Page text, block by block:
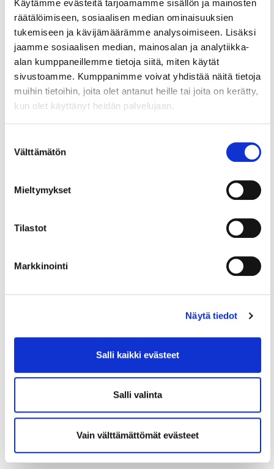
Käytämme evästeitä tarjoamamme sisällön ja mainosten
räätälöimiseen, sosiaalisen median ominaisuuksien
tukemiseen ja kävijämäärämme analysoimiseen. Lisäksi
jaamme sosiaalisen median, mainosalan ja analytiikka-
alan kumppaneillemme tietoja siitä, miten käytät
sivustoamme. Kumppanimme voivat yhdistää näitä tietoja
muihin tietoihin, joita olet antanut heille tai joita on kerätty,
kun olet käyttänyt heidän palvelujaan.
valinta
Välttämätön
Mieltymykset
Tilastot
Markkinointi
Näytä tiedot
Salli kaikki evästeet
Salli valinta
Vain välttämättömät evästeet
teemat ja ajankohdat nyt julki!
Helsingin seudun kauppakamarin syyskausi on
startannut. Järjestämme tapahtumia muun muassa
tekoälystä, tietoturvasta, kansainvälistymisestä ja
osaajatilanteesta....
ainutlaatuisen katsauksen
Helsingin seudun ajankohtaisiin
asioihin – kevään 2025
jäsentapahtumien aiheet nyt julki
Helsingin seudun kauppakamarin toimisto kuhisee
Jäsentapaamisissa on tarjolla...
Viikon kysymys: Onko
osakeyhtiön osakasluettelo
julkinen?
Viikon kysymyksessä juristimme ja muut
asiantuntijamme vastaavat usein kysyttyihin